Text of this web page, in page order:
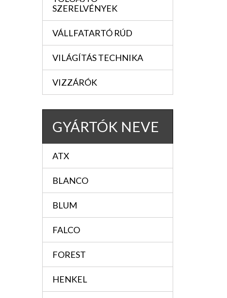
SZERELVÉNYEK
VÁLLFATARTÓ RÚD
VILÁGÍTÁS TECHNIKA
VIZZÁRÓK
GYÁRTÓK NEVE
ATX
BLANCO
BLUM
FALCO
FOREST
HENKEL